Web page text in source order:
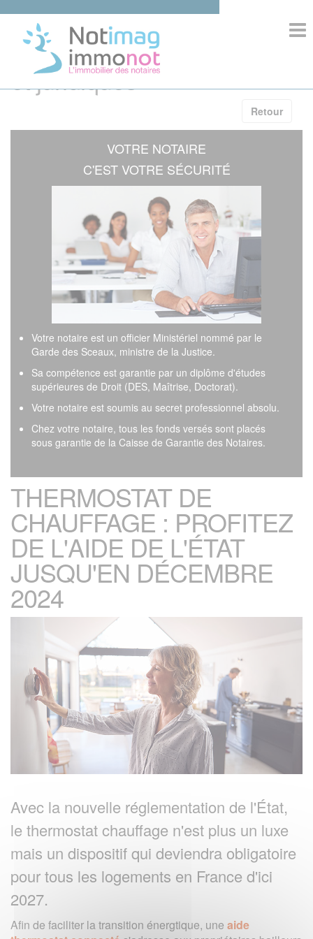
ACCUEIL
COMPETENCES
Informations immobilières
et juridiques
Retour
VOTRE NOTAIRE
C'EST VOTRE SÉCURITÉ
Votre notaire est un officier Ministériel nommé par le
Garde des Sceaux, ministre de la Justice.
Sa compétence est garantie par un diplôme d'études
supérieures de Droit (DES, Maîtrise, Doctorat).
Votre notaire est soumis au secret professionnel absolu.
Chez votre notaire, tous les fonds versés sont placés
sous garantie de la Caisse de Garantie des Notaires.
THERMOSTAT DE
CHAUFFAGE : PROFITEZ
DE L'AIDE DE L'ÉTAT
JUSQU'EN DÉCEMBRE
2024
Avec la nouvelle réglementation de l'État,
le thermostat chauffage n'est plus un luxe
mais un dispositif qui deviendra obligatoire
pour tous les logements en France d'ici
2027.
Afin de faciliter la transition énergtique, une aide